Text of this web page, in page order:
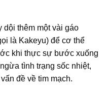
dội thêm một vài gáo
là Kakeyu) để cơ thể
khi thực sự bước xuống
tình trạng sốc nhiệt,
đề về tim mạch.